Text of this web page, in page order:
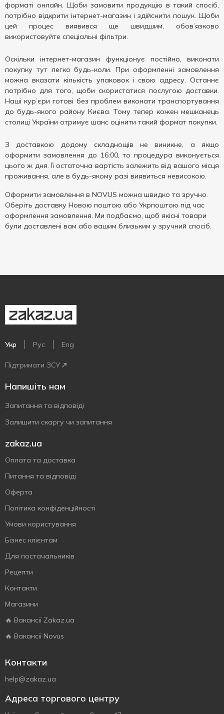
форматі онлайн. Щоби замовити продукцію в такий спосіб,
потрібно відкрити інтернет-магазин і здійснити пошук. Щоби
цей процес виявився ще швидшим, обов’язково
використовуйте спеціальні фільтри.
Оскільки інтернет-магазин функціонує постійно, виконати
покупку тут легко будь-коли. При оформленні замовлення
можна вказати кількість упаковок і свою адресу. Останнє
потрібно для того, щоби скористатися послугою доставки.
Наші кур’єри готові без проблем виконати транспортування
до будь-якого району Києва. Тому тепер кожен мешканець
столиці України отримує шанс оцінити такий формат покупки.
З доставкою додому складнощів не виникне, а якщо
оформити замовлення до 16:00, то процедура виконується
цього ж дня. Її остаточна вартість залежить від вашого місця
проживання, але в будь-якому разі виявиться невисокою.
Оформити замовлення в NOVUS можна швидко та зручно.
Оберіть доставку Новою поштою або Укрпоштою під час
оформлення замовлення. Ми подбаємо, щоб якісні товари
були доставлені вам або вашим близьким у зручний спосіб.
Укр Рус Eng
Підтримати ЗСУ
Напишіть нам
Запитання та відповіді
Залишити скаргу чи запитання
zakaz.ua
Оплата та доставка
Питання та відповіді
Оферта
Політика конфіденційності
Умови користування
Бізнес клієнтам
Для постачальників
Рецепти
Контакти
Магазини
🔥 Вакансії Zakaz.ua
🔥 Вакансії Novus
Контакти
help@zakaz.ua
Адреса торгового центру